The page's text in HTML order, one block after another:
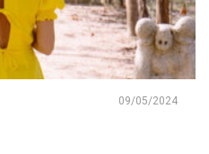
09/05/2024